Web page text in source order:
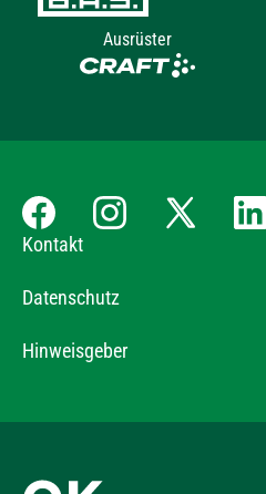
Ausrüster
Kontakt
Datenschutz
Hinweisgeber